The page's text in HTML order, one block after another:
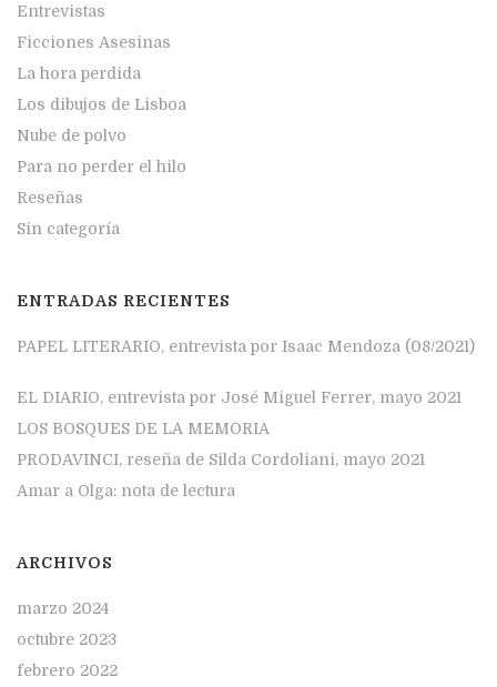
Entrevistas
Ficciones Asesinas
La hora perdida
Los dibujos de Lisboa
Nube de polvo
Para no perder el hilo
Reseñas
Sin categoría
ENTRADAS RECIENTES
PAPEL LITERARIO, entrevista por Isaac Mendoza (08/2021)
EL DIARIO, entrevista por José Miguel Ferrer, mayo 2021
LOS BOSQUES DE LA MEMORIA
PRODAVINCI, reseña de Silda Cordoliani, mayo 2021
Amar a Olga: nota de lectura
ARCHIVOS
marzo 2024
octubre 2023
febrero 2022